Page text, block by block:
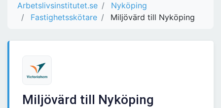
Arbetslivsinstitutet.se
Nyköping
Fastighetsskötare
Miljövärd till Nyköping
Miljövärd till Nyköping